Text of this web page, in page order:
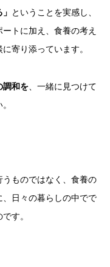
ということを実感し、
トに加え、食養の考え
寄り添っています。
調和を、一緒に見つけて
ものではなく、食養の
日々の暮らしの中でで
す。